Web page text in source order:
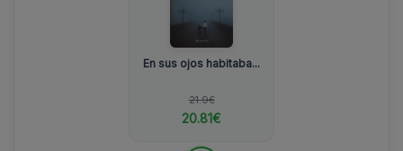
En sus ojos habitaba...
21.9€
20.81€